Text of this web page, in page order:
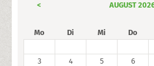
< AUGUST
Mo Di Mi Do
3
4 5 6